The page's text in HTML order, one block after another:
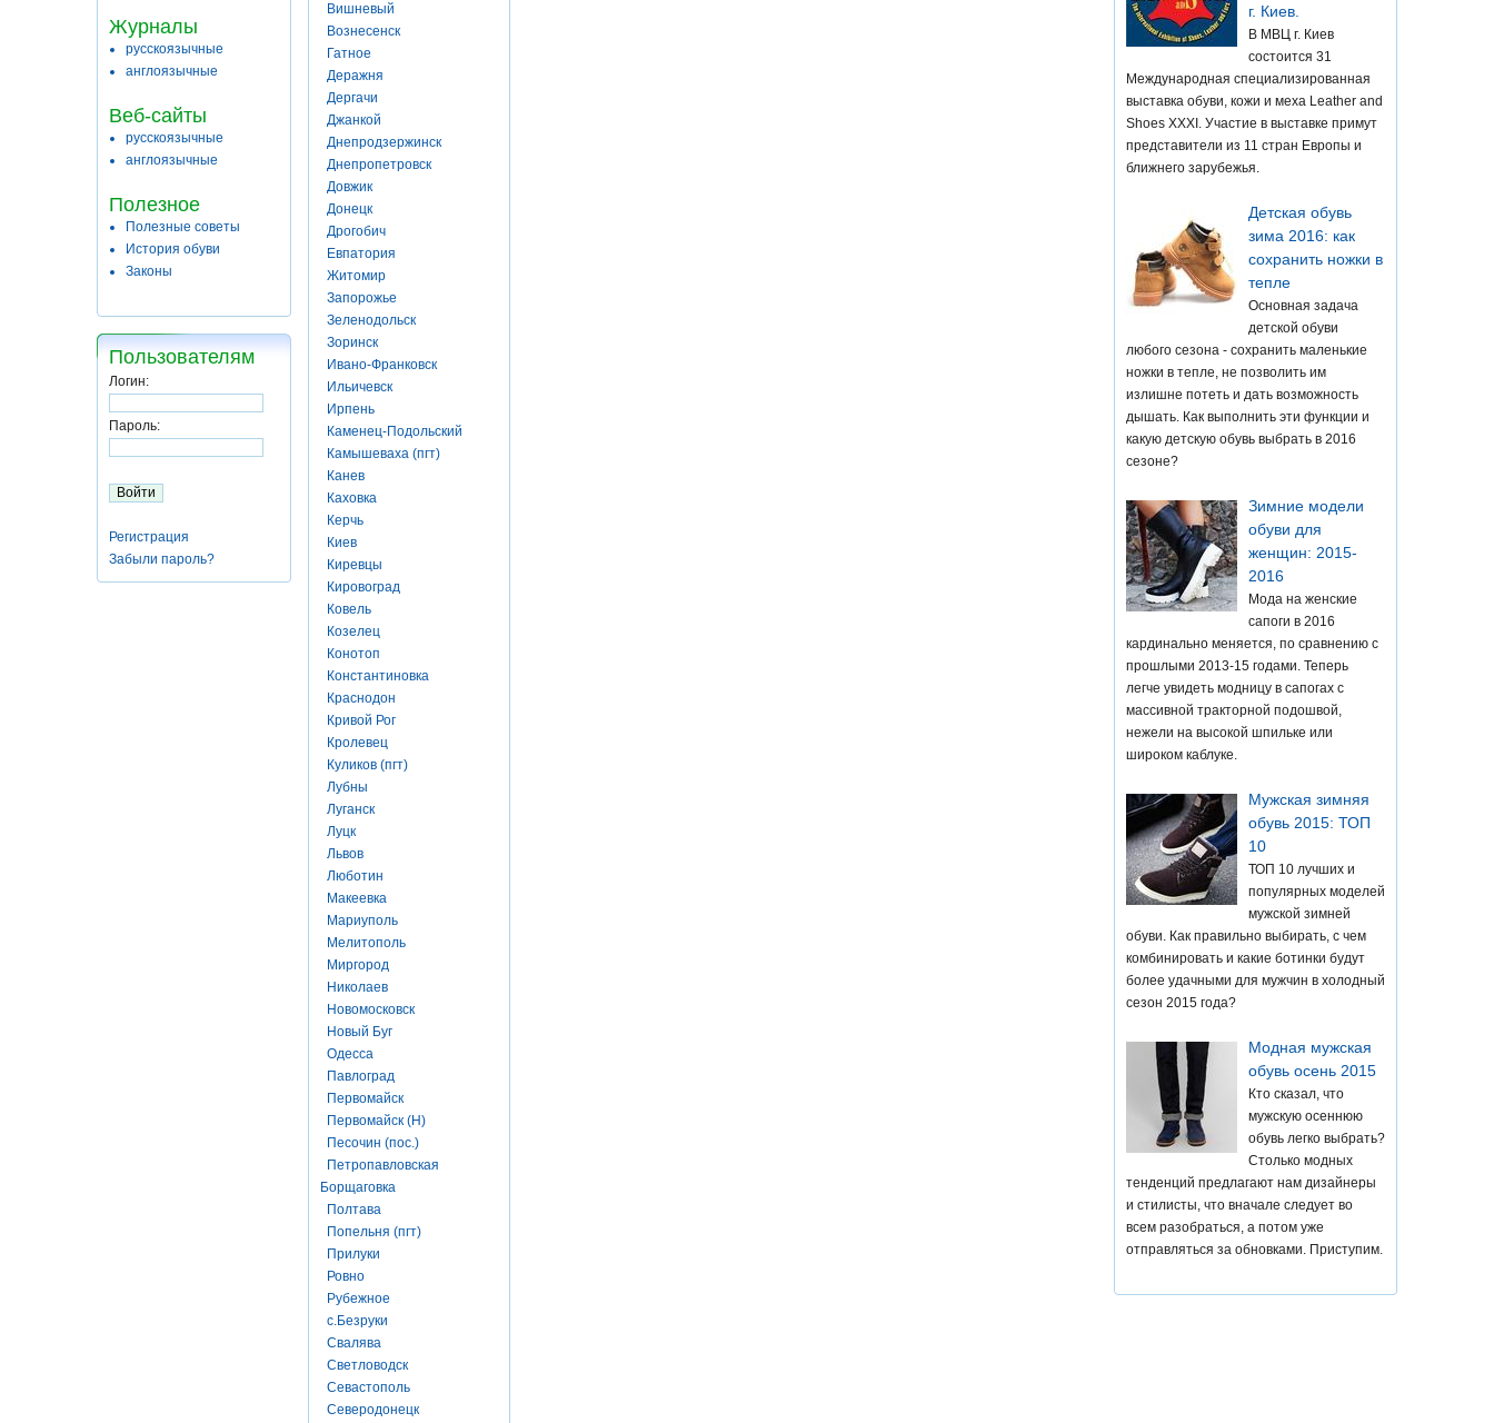
Журналы
русскоязычные
англоязычные
Веб-сайты
русскоязычные
англоязычные
Полезное
Полезные советы
История обуви
Законы
Пользователям
Логин:
Пароль:
Регистрация
Забыли пароль?
Вишневый
Вознесенск
Гатное
Деражня
Дергачи
Джанкой
Днепродзержинск
Днепропетровск
Довжик
Донецк
Дрогобич
Евпатория
Житомир
Запорожье
Зеленодольск
Зоринск
Ивано-Франковск
Ильичевск
Ирпень
Каменец-Подольский
Камышеваха (пгт)
Канев
Каховка
Керчь
Киев
Киревцы
Кировоград
Ковель
Козелец
Конотоп
Константиновка
Краснодон
Кривой Рог
Кролевец
Куликов (пгт)
Лубны
Луганск
Луцк
Львов
Люботин
Макеевка
Мариуполь
Мелитополь
Миргород
Николаев
Новомосковск
Новый Буг
Одесса
Павлоград
Первомайск
Первомайск (Н)
Песочин (пос.)
Петропавловская
Борщаговка
Полтава
Попельня (пгт)
Прилуки
Ровно
Рубежное
с.Безруки
Свалява
Светловодск
Севастополь
Северодонецк
г. Киев.
В МВЦ г. Киев
состоится 31
Международная специализированная
выставка обуви, кожи и меха Leather and
Shoes XXXI. Участие в выставке примут
представители из 11 стран Европы и
ближнего зарубежья.
Детская обувь
зима 2016: как
сохранить ножки в
тепле
Основная задача
детской обуви
любого сезона - сохранить маленькие
ножки в тепле, не позволить им
излишне потеть и дать возможность
дышать. Как выполнить эти функции и
какую детскую обувь выбрать в 2016
сезоне?
Зимние модели
обуви для
женщин: 2015-
2016
Мода на женские
сапоги в 2016
кардинально меняется, по сравнению с
прошлыми 2013-15 годами. Теперь
легче увидеть модницу в сапогах с
массивной тракторной подошвой,
нежели на высокой шпильке или
широком каблуке.
Мужская зимняя
обувь 2015: ТОП
10
ТОП 10 лучших и
популярных моделей
мужской зимней
обуви. Как правильно выбирать, с чем
комбинировать и какие ботинки будут
более удачными для мужчин в холодный
сезон 2015 года?
Модная мужская
обувь осень 2015
Кто сказал, что
мужскую осеннюю
обувь легко выбрать?
Столько модных
тенденций предлагают нам дизайнеры
и стилисты, что вначале следует во
всем разобраться, а потом уже
отправляться за обновками. Приступим.